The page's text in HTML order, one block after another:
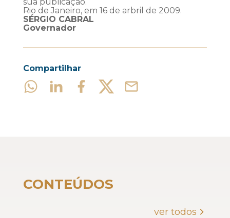
Rio de Janeiro, em 16 de arbril de 2009.
SÉRGIO CABRAL
Governador
Compartilhar
CONTEÚDOS
ver todos